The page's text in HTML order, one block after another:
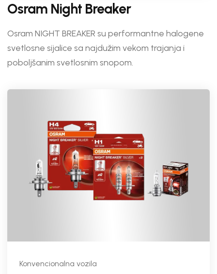
Osram Night Breaker
Osram NIGHT BREAKER su performantne halogene
svetlosne sijalice sa najdužim vekom trajanja i
poboljšanim svetlosnim snopom.
Konvencionalna vozila